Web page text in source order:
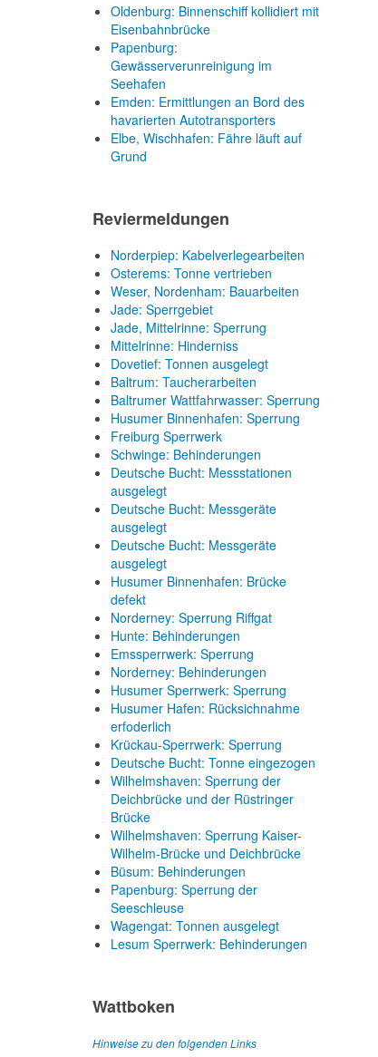
Oldenburg: Binnenschiff kollidiert mit
Eisenbahnbrücke
Papenburg:
Gewässerverunreinigung im
Seehafen
Emden: Ermittlungen an Bord des
havarierten Autotransporters
Elbe, Wischhafen: Fähre läuft auf
Grund
Reviermeldungen
Norderpiep: Kabelverlegearbeiten
Osterems: Tonne vertrieben
Weser, Nordenham: Bauarbeiten
Jade: Sperrgebiet
Jade, Mittelrinne: Sperrung
Mittelrinne: Hinderniss
Dovetief: Tonnen ausgelegt
Baltrum: Taucherarbeiten
Baltrumer Wattfahrwasser: Sperrung
Husumer Binnenhafen: Sperrung
Freiburg Sperrwerk
Schwinge: Behinderungen
Deutsche Bucht: Messstationen
ausgelegt
Deutsche Bucht: Messgeräte
ausgelegt
Deutsche Bucht: Messgeräte
ausgelegt
Husumer Binnenhafen: Brücke
defekt
Norderney: Sperrung Riffgat
Hunte: Behinderungen
Emssperrwerk: Sperrung
Norderney: Behinderungen
Husumer Sperrwerk: Sperrung
Husumer Hafen: Rücksichnahme
erfoderlich
Krückau-Sperrwerk: Sperrung
Deutsche Bucht: Tonne eingezogen
Wilhelmshaven: Sperrung der
Deichbrücke und der Rüstringer
Brücke
Wilhelmshaven: Sperrung Kaiser-
Wilhelm-Brücke und Deichbrücke
Büsum: Behinderungen
Papenburg: Sperrung der
Seeschleuse
Wagengat: Tonnen ausgelegt
Lesum Sperrwerk: Behinderungen
Wattboken
Hinweise zu den folgenden Links